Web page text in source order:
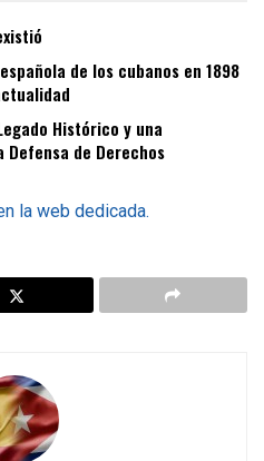
de los cubanos en 1898
Histórico y una
de Derechos
la web dedicada.